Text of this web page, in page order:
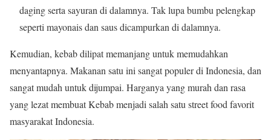
daging serta sayuran di dalamnya. Tak lupa bumbu pelengkap
seperti mayonais dan saus dicampurkan di dalamnya.
Kemudian, kebab dilipat memanjang untuk memudahkan
menyantapnya. Makanan satu ini sangat populer di Indonesia, dan
sangat mudah untuk dijumpai. Harganya yang murah dan rasa
yang lezat membuat Kebab menjadi salah satu street food favorit
masyarakat Indonesia.